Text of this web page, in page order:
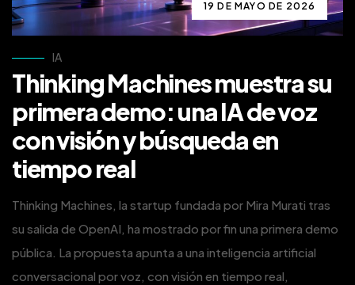
19 DE MAYO DE 2026
IA
Thinking Machines muestra su
primera demo: una IA de voz
con visión y búsqueda en
tiempo real
Thinking Machines, la startup fundada por Mira Murati tras
su salida de OpenAI, ha mostrado por fin una primera demo
pública. La propuesta apunta a una inteligencia artificial
conversacional por voz, con visión en tiempo real,